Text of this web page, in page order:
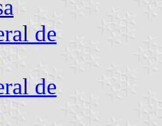
de
de